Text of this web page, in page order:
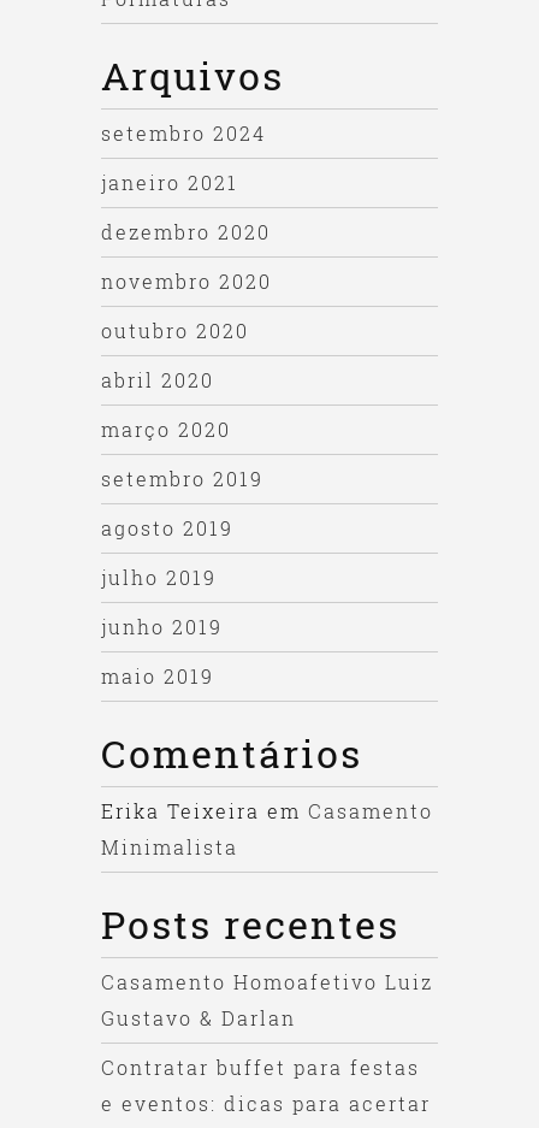
Arquivos
setembro 2024
janeiro 2021
dezembro 2020
novembro 2020
outubro 2020
abril 2020
março 2020
setembro 2019
agosto 2019
julho 2019
junho 2019
maio 2019
Comentários
Erika Teixeira em Casamento
Minimalista
Posts recentes
Casamento Homoafetivo Luiz
Gustavo & Darlan
Contratar buffet para festas
e eventos: dicas para acertar